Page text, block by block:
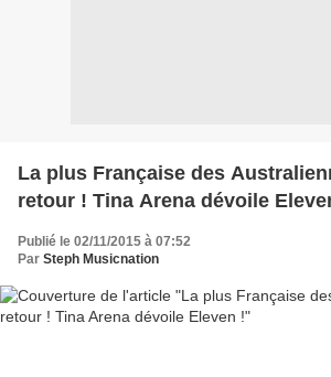
La plus Française des
retour ! Tina Arena dévoile
Publié le 02/11/2015 à 07:52
Par Steph Musicnation